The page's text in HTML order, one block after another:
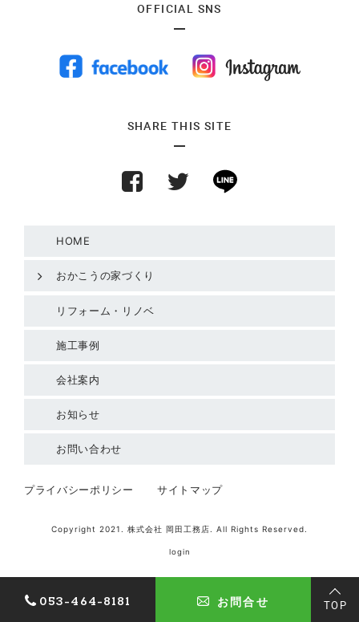
053-464-8181 お問合せ TOP
OFFICIAL SNS
SHARE THIS SITE
HOME
おかこうの家づくり
リフォーム・リノベ
施工事例
会社案内
お知らせ
お問い合わせ
プライバシーポリシー サイトマップ
Copyright 2021. 株式会社 岡田工務店. All Rights Reserved.
login